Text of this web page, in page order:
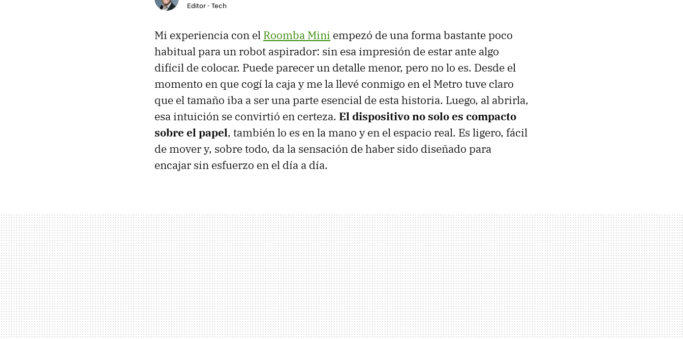
Editor - Tech
Mi experiencia con el Roomba Mini empezó de una forma bastante poco
habitual para un robot aspirador: sin esa impresión de estar ante algo
difícil de colocar. Puede parecer un detalle menor, pero no lo es. Desde el
momento en que cogí la caja y me la llevé conmigo en el Metro tuve claro
que el tamaño iba a ser una parte esencial de esta historia. Luego, al abrirla,
esa intuición se convirtió en certeza. El dispositivo no solo es compacto
sobre el papel, también lo es en la mano y en el espacio real. Es ligero, fácil
de mover y, sobre todo, da la sensación de haber sido diseñado para
encajar sin esfuerzo en el día a día.